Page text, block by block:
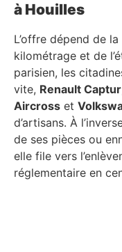
à Houilles
L’offre dépend de
kilométrage et de
parisien, les
vite, Renault Captur
Aircross et
d’artisans. À
de ses pièces ou
elle file vers
réglementaire en